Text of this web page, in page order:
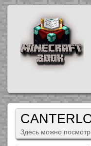
Здесь можно